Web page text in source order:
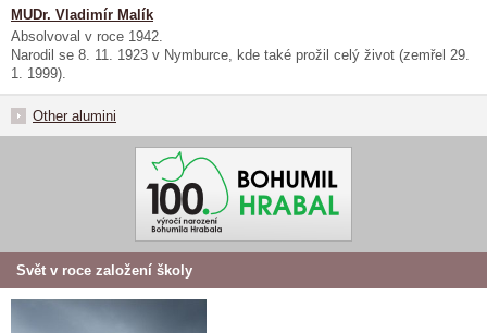
MUDr. Vladimír Malík
Absolvoval v roce 1942.
Narodil se 8. 11. 1923 v Nymburce, kde také prožil celý život (zemřel 29.
1. 1999).
Other alumini
Svět v roce založení školy